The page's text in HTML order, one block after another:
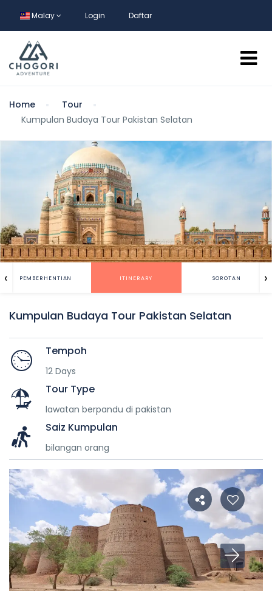
Malay Login Daftar
Home
Tour
Kumpulan Budaya Tour Pakistan Selatan
PEMBERHENTIAN ITINERARY SOROTAN
‹ ›
Kumpulan Budaya Tour Pakistan Selatan
Tempoh
12 Days
Tour Type
lawatan berpandu di pakistan
Saiz Kumpulan
bilangan orang